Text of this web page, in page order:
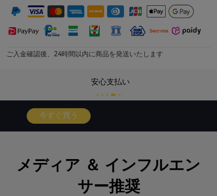
ご入金確認後、24時間以内に商品を発送いたします
今すぐ買う
メディア ＆ インフルエン
サー推奨